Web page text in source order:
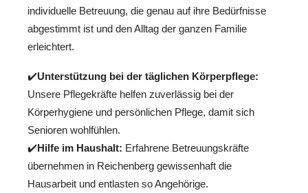
individuelle Betreuung, die genau auf ihre Bedürfnisse
abgestimmt ist und den Alltag der ganzen Familie
erleichtert.
✔️Unterstützung bei der täglichen Körperpflege:
Unsere Pflegekräfte helfen zuverlässig bei der
Körperhygiene und persönlichen Pflege, damit sich
Senioren wohlfühlen.
✔️Hilfe im Haushalt: Erfahrene Betreuungskräfte
übernehmen in Reichenberg gewissenhaft die
Hausarbeit und entlasten so Angehörige.